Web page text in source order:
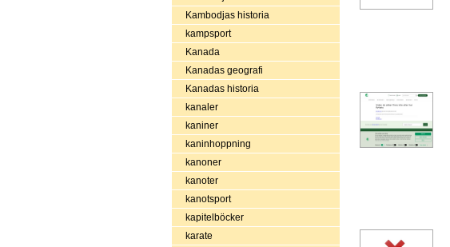
Kambodjas historia
kampsport
Kanada
Kanadas geografi
Kanadas historia
kanaler
kaniner
kaninhoppning
kanoner
kanoter
kanotsport
kapitelböcker
karate